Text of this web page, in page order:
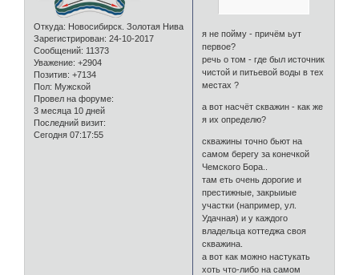
Откуда: Новосибирск. Золотая Нива
Зарегистрирован: 24-10-2017
Сообщений: 11373
Уважение: +2904
Позитив: +7134
Пол: Мужской
Провел на форуме:
3 месяца 10 дней
Последний визит:
Сегодня 07:17:55
я не пойму - причём ьут
первое?
речь о том - где был источник
чистой и питьевой воды в тех
местах ?
а вот насчёт скважин - как же
я их определю?
скважины точно бьют на
самом берегу за конечкой
Чемского Бора..
там еть очень дорогие и
престижные, закрыиые
участки (например, ул.
Удачная) и у каждого
владельца коттеджа своя
скважина.
а вот как можно настукать
хоть что-либо на самом